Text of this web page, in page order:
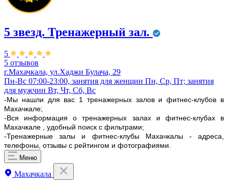
5 звезд. Тренажерный зал.
5
5 отзывов
г.Махачкала, ул.Хаджи Булача, 29
Пн-Вс 07:00-23:00, занятия для женщин Пн, Ср, Пт; занятия
для мужчин Вт, Чт, Сб, Вс
-Мы нашли для вас 1 тренажерных залов и фитнес-клубов в
Махачкале;
-Вся информация о тренажерных залах и фитнес-клубах в
Махачкале , удобный поиск с фильтрами;
-Тренажерные залы и фитнес-клубы Махачкалы - адреса,
телефоны, отзывы с рейтингом и фотографиями.
Меню
Махачкала